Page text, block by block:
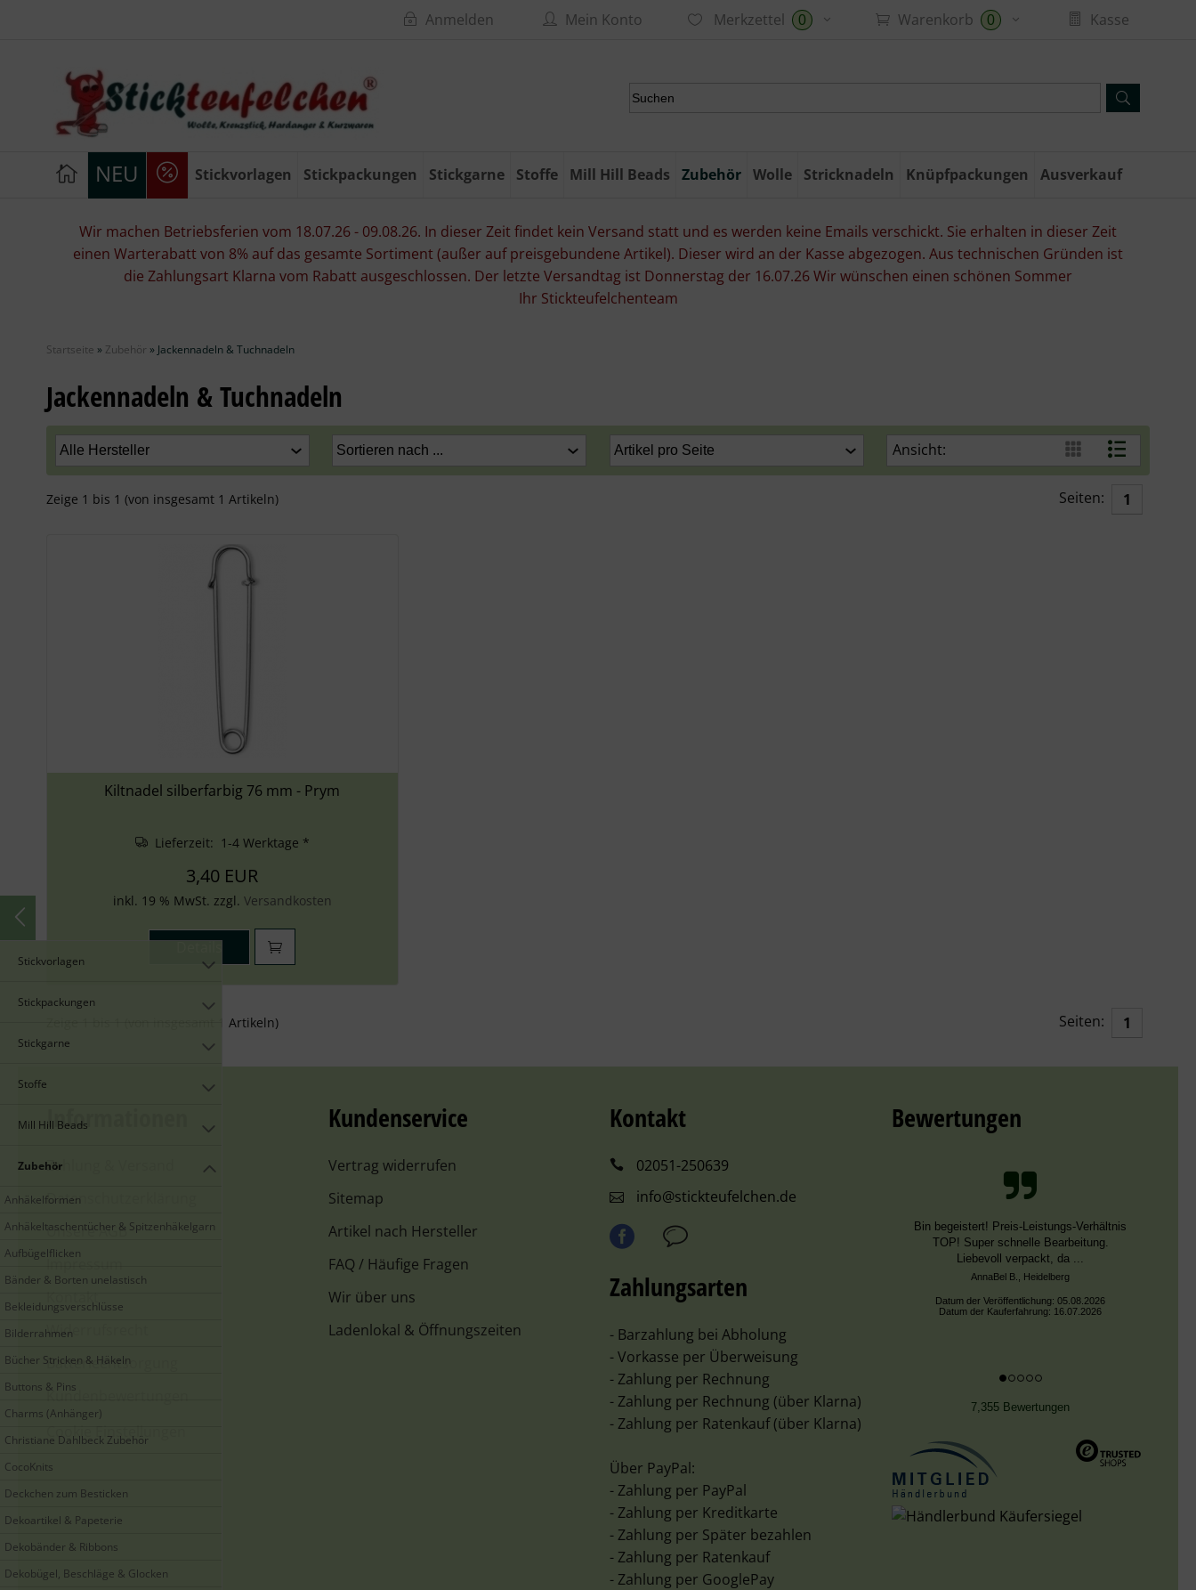
Anmelden Mein Konto Merkzettel 0 Warenkorb 0 Kasse
NEU Stickvorlagen Stickpackungen Stickgarne Stoffe Mill Hill Beads Zubehör Wolle Stricknadeln Knüpfpackungen Ausverkauf
Stickvorlagen
Stickpackungen
Stickgarne
Stoffe
Mill Hill Beads
Zubehör
Anhäkelformen
Anhäkeltaschentücher & Spitzenhäkelgarn
Aufbügelflicken
Bänder & Borten unelastisch
Bekleidungsverschlüsse
Bilderrahmen
Bücher Stricken & Häkeln
Buttons & Pins
Charms (Anhänger)
Christiane Dahlbeck Zubehör
CocoKnits
Deckchen zum Besticken
Dekoartikel & Papeterie
Dekobänder & Ribbons
Dekobügel, Beschläge & Glocken
Wir machen Betriebsferien vom 18.07.26 - 09.08.26. In dieser Zeit findet kein Versand statt und es werden keine Emails verschickt. Sie erhalten in dieser Zeit
einen Warterabatt von 8% auf das gesamte Sortiment (außer auf preisgebundene Artikel). Dieser wird an der Kasse abgezogen. Aus technischen Gründen ist
die Zahlungsart Klarna vom Rabatt ausgeschlossen. Der letzte Versandtag ist Donnerstag der 16.07.26 Wir wünschen einen schönen Sommer
Ihr Stickteufelchenteam
Startseite » Zubehör » Jackennadeln & Tuchnadeln
Jackennadeln & Tuchnadeln
Ansicht:
Zeige 1 bis 1 (von insgesamt 1 Artikeln) Seiten: 1
Kiltnadel silberfarbig 76 mm - Prym
Lieferzeit: 1-4 Werktage *
3,40 EUR
inkl. 19 % MwSt. zzgl. Versandkosten
Artikeln) Seiten: 1
Informationen
Zahlung & Versand
Datenschutzerklärung
Unsere AGB
Widerrufsrecht
Batterieentsorgung
Kundenbewertungen
Cookie Einstellungen
Kundenservice
Vertrag widerrufen
Sitemap
Artikel nach Hersteller
FAQ / Häufige Fragen
Wir über uns
Ladenlokal & Öffnungszeiten
Kontakt
02051-250639
info@stickteufelchen.de
Zahlungsarten
- Barzahlung bei Abholung
- Vorkasse per Überweisung
- Zahlung per Rechnung
- Zahlung per Rechnung (über Klarna)
- Zahlung per Ratenkauf (über Klarna)
Über PayPal:
- Zahlung per PayPal
- Zahlung per Kreditkarte
- Zahlung per Später bezahlen
- Zahlung per Ratenkauf
- Zahlung per GooglePay
Bewertungen
Schnelle Bearbeitung, nur leider falsche
Farben, die aber dieselben DMC Nummern
trugen.
Datum der Veröffentlichung: 02.08.2026
Datum der Kauferfahrung: 13.07.2026
7,355 Bewertungen